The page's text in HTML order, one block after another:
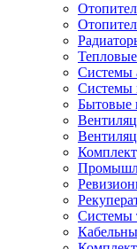
Системы
Системы
Бытовые
Системы